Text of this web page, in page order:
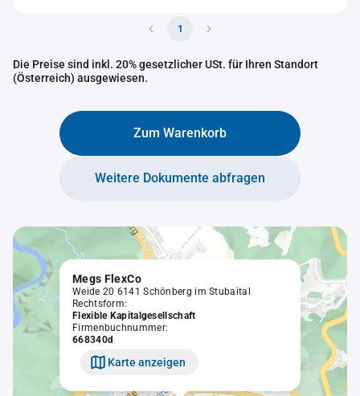
1
Die Preise sind inkl. 20% gesetzlicher USt. für Ihren Standort
(Österreich) ausgewiesen.
Zum Warenkorb
Weitere Dokumente abfragen
Megs FlexCo
Weide 20 6141 Schönberg im Stubaital
Rechtsform:
Flexible Kapitalgesellschaft
Firmenbuchnummer:
668340d
Karte anzeigen